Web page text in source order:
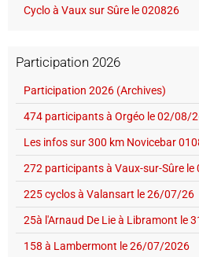
Cyclo à Vaux sur Sûre le 020826
Participation 2026
Participation 2026 (Archives)
474 participants à Orgéo le 02/08/
Les infos sur 300 km Novicebar
272 participants à Vaux-sur-Sûre
225 cyclos à Valansart le 26/07/26
25à l'Arnaud De Lie à Libramont le
158 à Lambermont le 26/07/2026